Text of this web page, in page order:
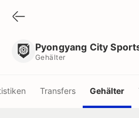
Pyongyang City
Gehälter
Transfers Gehälter